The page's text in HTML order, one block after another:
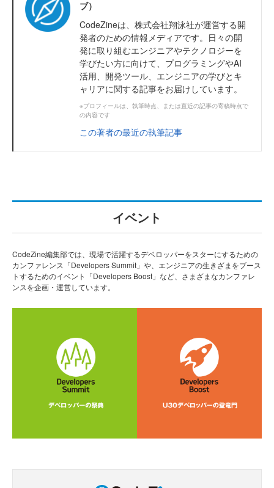
ブ）
CodeZineは、株式会社翔泳社が運営する開
発者のための情報メディアです。日々の開
発に取り組むエンジニアやテクノロジーを
学びたい方に向けて、プログラミングやAI
活用、開発ツール、エンジニアの学びとキ
ャリアに関する記事をお届けしています。
※プロフィールは、執筆時点、または直近の記事の寄稿時点で
の内容です
この著者の最近の執筆記事
イベント
CodeZine編集部では、現場で活躍するデベロッパーをスターにするための
カンファレンス「Developers Summit」や、エンジニアの生きざまをブース
トするためのイベント「Developers Boost」など、さまざまなカンファレ
ンスを企画・運営しています。